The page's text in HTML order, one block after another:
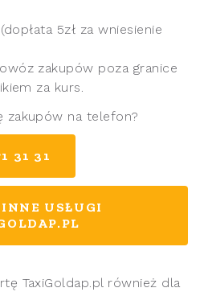
5zł za wniesienie
zakupów poza granice
za kurs.
zakupów na telefon?
31 31
USŁUGI
TaxiGoldap.pl również dla